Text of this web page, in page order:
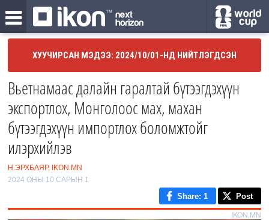
ХУУЧИРСАН МЭДЭЭ: 2024/10/01-НД НИЙТЛЭГДСЭН
Вьетнамаас далайн гаралтай бүтээгдэхүүн
экспортлох, Монголоос мах, махан
бүтээгдэхүүн импортлох боломжтойг
илэрхийлэв
Н.ЭРХБАЯР, IKON.MN
2024 ОНЫ 10 САРЫН 1
Share: 1 Post
IKON.MN